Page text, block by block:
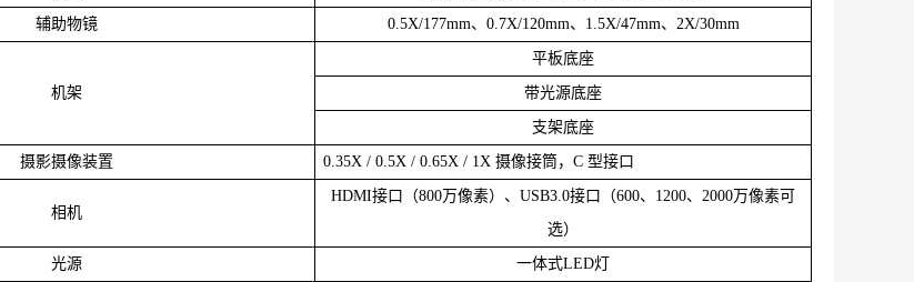
辅助物镜 0.5X/177mm、0.7X/120mm、1.5X/47mm、2X/30mm
机架
平板底座
带光源底座
支架底座
摄影摄像装置 0.35X / 0.5X / 0.65X / 1X 摄像接筒，C 型接口
相机
HDMI接口（800万像素）、USB3.0接口（600、1200、2000万像素可
选）
光源 一体式LED灯